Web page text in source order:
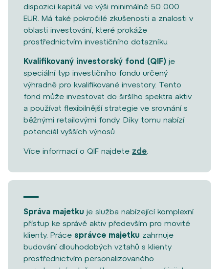
dispozici kapitál ve výši minimálně 50 000
EUR. Má také pokročilé zkušenosti a znalosti v
oblasti investování, které prokáže
prostřednictvím investičního dotazníku.
Kvalifikovaný investorský fond (QIF) je
speciální typ investičního fondu určený
výhradně pro kvalifikované investory. Tento
fond může investovat do širšího spektra aktiv
a používat flexibilnější strategie ve srovnání s
běžnými retailovými fondy. Díky tomu nabízí
potenciál vyšších výnosů.
Více informací o QIF najdete zde
Správa majetku je služba nabízející komplexní
přístup ke správě aktiv především pro movité
klienty. Práce správce majetku zahrnuje
budování dlouhodobých vztahů s klienty
prostřednictvím personalizovaného